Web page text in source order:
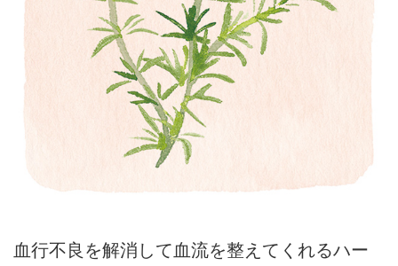
血行不良を解消して血流を整えてくれるハー